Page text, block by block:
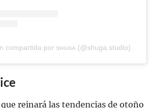
compartida por sʜᴜɢᴀ (@shuga.studio)
reinará las tendencias de otoño